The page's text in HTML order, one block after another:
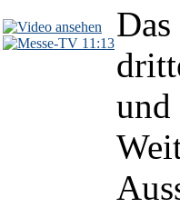
11:13
und